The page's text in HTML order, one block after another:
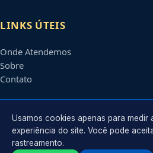
LINKS ÚTEIS
Onde Atendemos
Sobre
Contato
CONTATO
Atendimento em
Usamos cookies apenas para medir
experiência do site. Você pode
rastreamento.